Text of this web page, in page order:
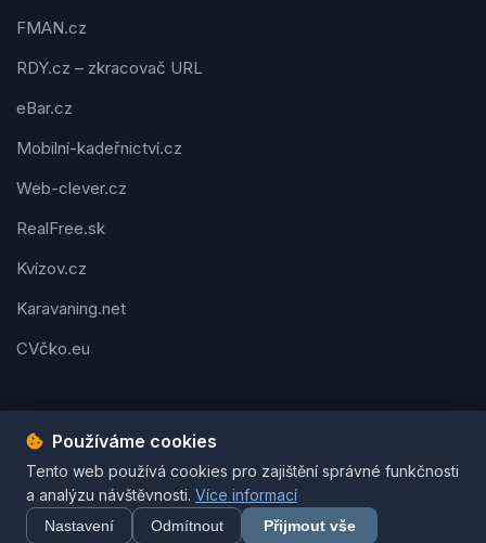
FMAN.cz
RDY.cz – zkracovač URL
eBar.cz
Mobilní-kadeřnictví.cz
Web-clever.cz
RealFree.sk
Kvízov.cz
Karavaning.net
CVčko.eu
Podmínky použitíOchrana osobních údajůCookies
© 2026 Tipy-na-dárek.cz. Všechna práva vyhrazena. | Vytvořil
Pavel Jirouš
Používáme cookies
Tento web používá cookies pro zajištění správné funkčnosti
a analýzu návštěvnosti. Více informací
Nastavení Odmítnout Přijmout vše